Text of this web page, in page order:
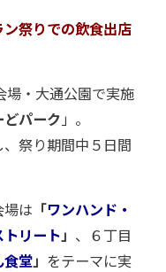
祭りでの飲食出店
場・大通公園で実施
パーク 」。
祭り期間中５日間
は 「ワンハンド・
リート」 、６丁目
食堂」 をテーマに実